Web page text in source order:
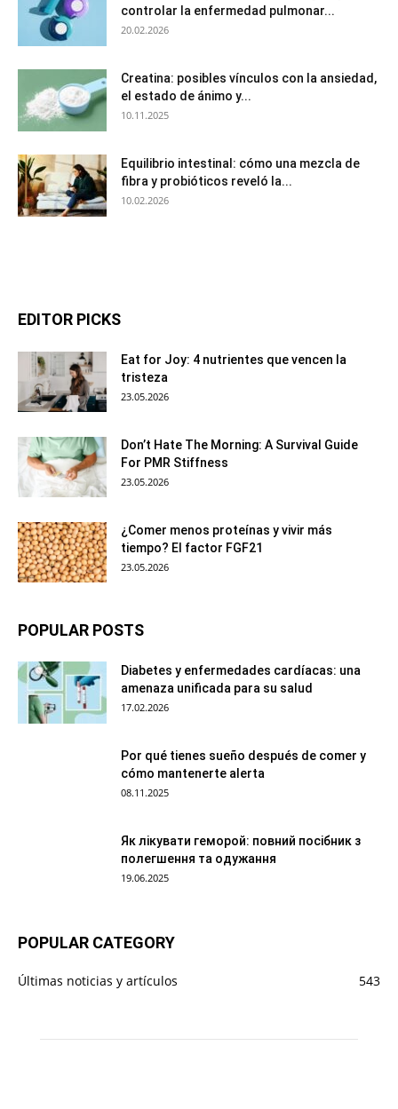
controlar la enfermedad pulmonar...
20.02.2026
Creatina: posibles vínculos con la ansiedad,
el estado de ánimo y...
10.11.2025
Equilibrio intestinal: cómo una mezcla de
fibra y probióticos reveló la...
10.02.2026
EDITOR PICKS
Eat for Joy: 4 nutrientes que vencen la
tristeza
23.05.2026
Don’t Hate The Morning: A Survival Guide
For PMR Stiffness
23.05.2026
¿Comer menos proteínas y vivir más
tiempo? El factor FGF21
23.05.2026
POPULAR POSTS
Diabetes y enfermedades cardíacas: una
amenaza unificada para su salud
17.02.2026
Por qué tienes sueño después de comer y
cómo mantenerte alerta
08.11.2025
Як лікувати геморой: повний посібник з
полегшення та одужання
19.06.2025
POPULAR CATEGORY
Últimas noticias y artículos 543